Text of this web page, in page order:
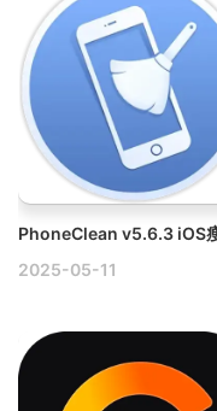
2025-05-11